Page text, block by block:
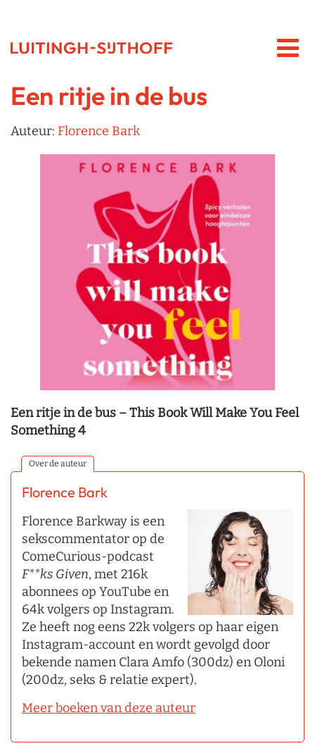
Een ritje in de bus
Auteur: Florence Bark
Een ritje in de bus – This Book Will Make You Feel
Something 4
Over de auteur
Florence Bark
Florence Barkway is een
sekscommentator op de
ComeCurious-podcast
F**ks Given, met 216k
abonnees op YouTube en
64k volgers op Instagram.
Ze heeft nog eens 22k volgers op haar eigen
Instagram-account en wordt gevolgd door
bekende namen Clara Amfo (300dz) en Oloni
(200dz, seks & relatie expert).
Meer boeken van deze auteur